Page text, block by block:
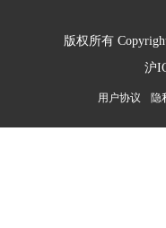
版权所有
沪
用户协议 隐